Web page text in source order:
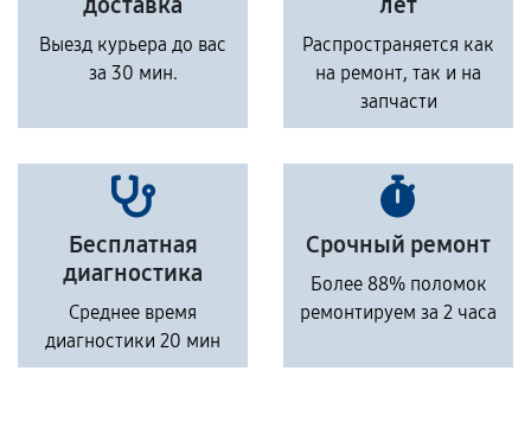
Выезд курьера до вас
за 30 мин.
Распространяется как
на ремонт, так и на
запчасти
Бесплатная
диагностика
Среднее время
диагностики 20 мин
Срочный ремонт
Более 88% поломок
ремонтируем за 2 часа